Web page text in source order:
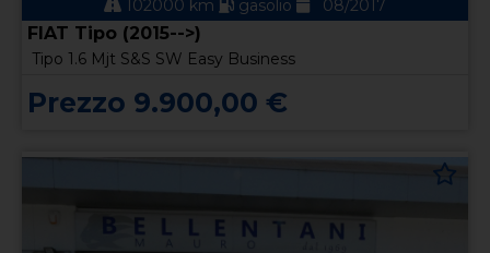
102000 km gasolio 08/2017
FIAT Tipo (2015-->)
Tipo 1.6 Mjt S&S SW Easy Business
Prezzo 9.900,00 €